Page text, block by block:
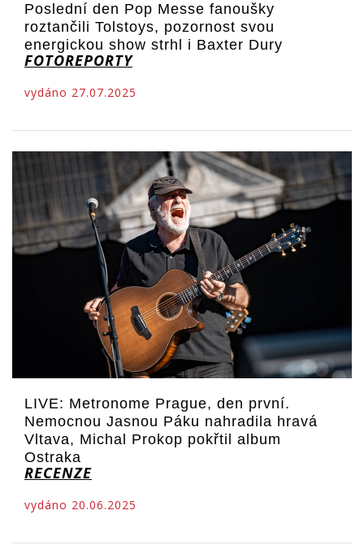
Poslední den Pop Messe fanoušky
roztančili Tolstoys, pozornost svou
energickou show strhl i Baxter Dury
FOTOREPORTY
vydáno 27.07.2025
LIVE: Metronome Prague, den první.
Nemocnou Jasnou Páku nahradila hravá
Vltava, Michal Prokop pokřtil album
Ostraka
RECENZE
vydáno 20.06.2025